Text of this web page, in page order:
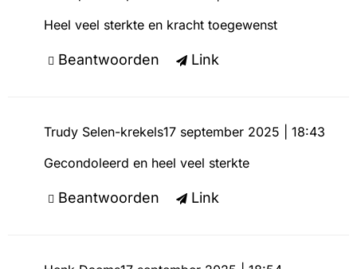
Heel veel sterkte en kracht toegewenst
Beantwoorden Link
Trudy Selen-krekels17 september 2025 | 18:43
Gecondoleerd en heel veel sterkte
Beantwoorden Link